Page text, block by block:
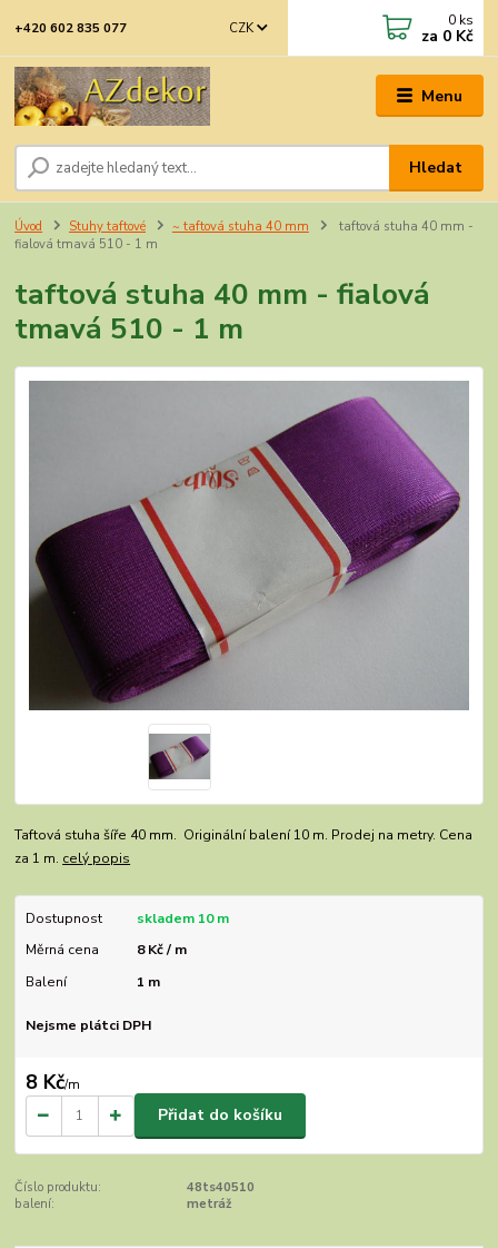
Menu
CZK
Hledat
+420 602 835 077 0 ks
za 0 Kč
Úvod Stuhy taftové ~ taftová stuha 40 mm
taftová stuha 40 mm -
fialová tmavá 510 - 1 m
taftová stuha 40 mm - fialová
tmavá 510 - 1 m
Taftová stuha šíře 40 mm. Originální balení 10 m. Prodej na metry. Cena
za 1 m. celý popis
Dostupnost
skladem 10 m
Měrná cena
8 Kč / m
Balení
1 m
Nejsme plátci DPH
8 Kč/m
Přidat do košíku
Číslo produktu:
48ts40510
balení:
metráž